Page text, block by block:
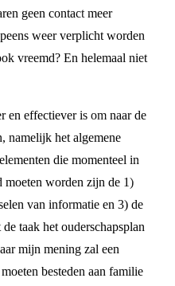
geen contact meer
weer verplicht worden
vreemd? En helemaal niet
en effectiever is om naar de
namelijk het algemene
die momenteel in
moeten worden zijn de 1)
van informatie en 3) de
taak het ouderschapsplan
mijn mening zal een
besteden aan familie